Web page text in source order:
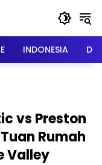
INDONESIA
vs Preston
Rumah
Valley